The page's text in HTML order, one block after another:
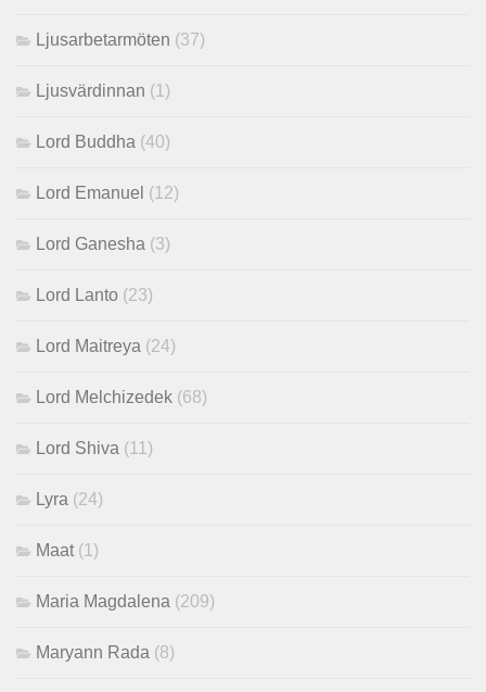
Ljusarbetarmöten (37)
Ljusvärdinnan (1)
Lord Buddha (40)
Lord Emanuel (12)
Lord Ganesha (3)
Lord Lanto (23)
Lord Maitreya (24)
Lord Melchizedek (68)
Lord Shiva (11)
Lyra (24)
Maat (1)
Maria Magdalena (209)
Maryann Rada (8)